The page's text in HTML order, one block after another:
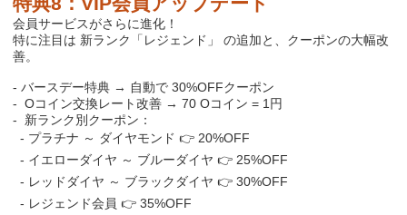
会員サービスがさらに進化！
特に注目は 新ランク「レジェンド」 の追加と、クーポンの大幅改
善。
-バースデー特典 → 自動で30%OFFクーポン
- Oコイン交換レート改善 →70 Oコイン = 1円
-
新ランク別クーポン：
- プラチナ ～ ダイヤモンド👉 20%OFF
- イエローダイヤ ～ ブルーダイヤ👉 25%OFF
- レッドダイヤ ～ ブラックダイヤ👉 30%OFF
- レジェンド会員👉 35%OFF